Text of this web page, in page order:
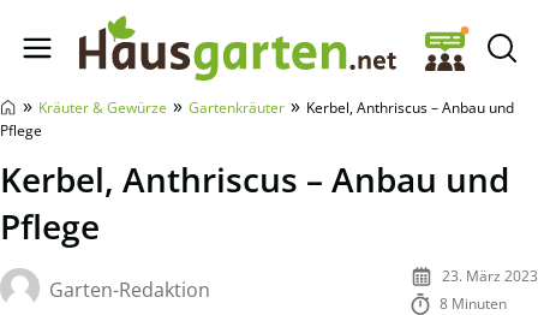
Hausgarten.net
» Kräuter & Gewürze » Gartenkräuter » Kerbel, Anthriscus – Anbau und
Pflege
Kerbel, Anthriscus – Anbau und
Pflege
Garten-Redaktion
23. März 2023
8 Minuten